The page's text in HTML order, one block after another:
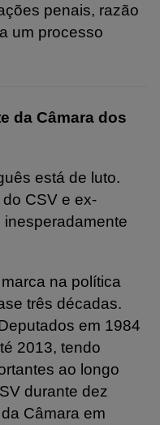
penais, razão
um processo
da Câmara dos
está de luto.
CSV e ex-
inesperadamente
na política
três décadas.
em 1984
2013, tendo
ao longo
durante dez
Câmara em